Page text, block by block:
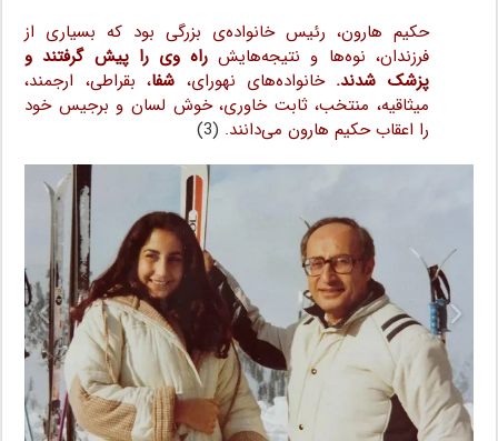
حکیم هارون، رئیس خانواده‌ی بزرگی بود که بسیاری از
فرزندان، نوه‌ها و نتیجه‌هایش راه وی را پیش گرفتند و
پزشک شدند.خانواده‌های نهورای، شفا، بقراطی، ارجمند،
میثاقیه، منتخب، ثابت خاوری، خوش لسان و برجیس خود
را اعقاب حکیم هارون می‌دانند. (3)